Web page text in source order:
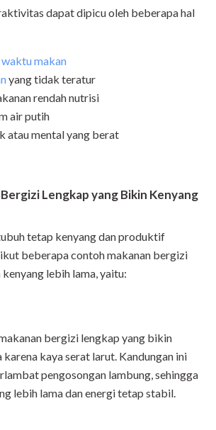
dapat dipicu oleh beberapa hal
makan
yang tidak teratur
rendah nutrisi
air putih
atau mental yang berat
Lengkap yang Bikin Kenyang
tetap kenyang dan produktif
beberapa contoh makanan bergizi
lebih lama, yaitu:
bergizi lengkap yang bikin
karena kaya serat larut. Kandungan ini
pengosongan lambung, sehingga
lebih lama dan energi tetap stabil.